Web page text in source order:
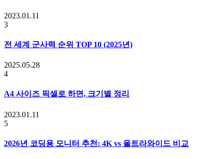
2023.01.11
3
전 세계 군사력 순위 TOP 10 (2025년)
2025.05.28
4
A4 사이즈 픽셀로 하면, 크기별 정리
2023.01.11
5
2026년 코딩용 모니터 추천: 4K vs 울트라와이드 비교